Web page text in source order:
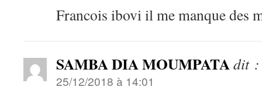
Francois ibovi il me manque des
SAMBA DIA MOUMPATAdit :
25/12/2018 à 14:01